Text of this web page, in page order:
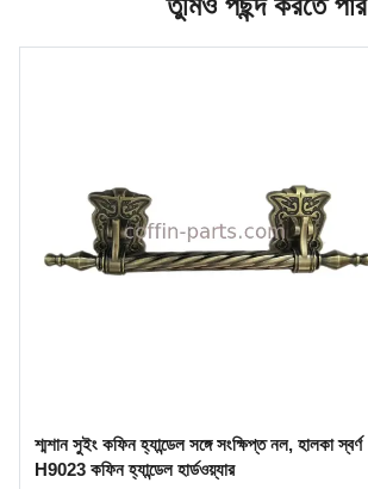
শ্মশান সুইং কফিন হ্যান্ডেল সঙ্গে সংক্ষিপ্ত নল, হালকা স্বর্ণ
H9023 কফিন হ্যান্ডেল হার্ডওয়্যার